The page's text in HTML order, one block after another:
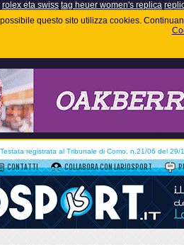
rolex eta swiss tag heuer women's replica
questo sito utilizza cookies.
registrata al Tribunale di Como, n.21/06 del 29/
CONTATTI COLLABORA CON LARIOSPORT